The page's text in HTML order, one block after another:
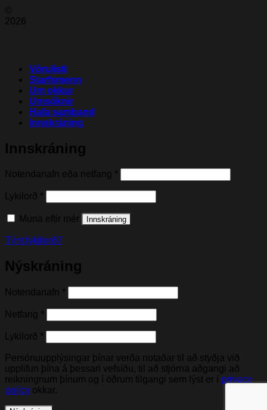
©
2026
Vörulisti
Starfsmenn
Um okkur
Umsóknir
Hafa samband
Innskráning
Innskráning
Notendanafn eða netfang *
Lykilorð *
Muna eftir mér Innskráning
Týnt lykilorð?
Nýskráning
Notendanafn *
Netfang *
Lykilorð *
Persónuupplýsingar þínar verða notaðar til að styðja við
upplifun þína á þessari vefsíðu, til að stjórna aðgangi að
reikningnum þínum og í öðrum tilgangi sem lýst er í privacy
policy okkar.